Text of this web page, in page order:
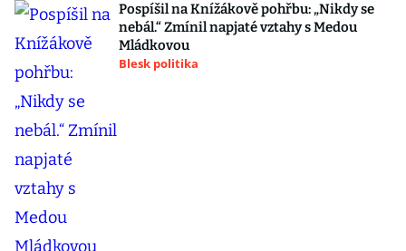
Pospíšil na Knížákově pohřbu: „Nikdy se
nebál.“ Zmínil napjaté vztahy s Medou
Mládkovou
Blesk politika